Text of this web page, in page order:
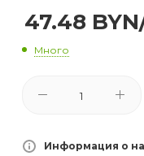
47.48 BYN
Много
Информация о